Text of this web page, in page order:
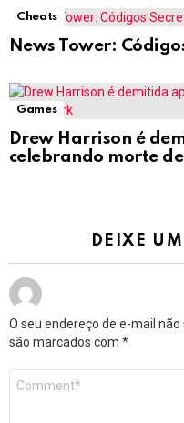
Cheats
News Tower:
Games
Drew Harrison é
celebrando morte
DEIXE
O seu endereço de e-mail não
são marcados com *